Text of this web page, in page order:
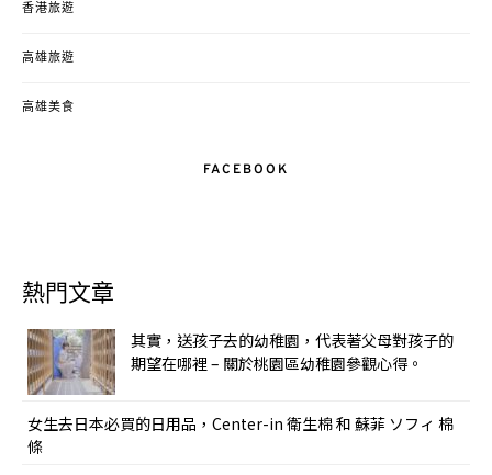
香港旅遊
高雄旅遊
高雄美食
FACEBOOK
熱門文章
其實，送孩子去的幼稚園，代表著父母對孩子的
期望在哪裡 – 關於桃園區幼稚園參觀心得。
女生去日本必買的日用品，Center-in 衛生棉 和 蘇菲 ソフィ 棉
條